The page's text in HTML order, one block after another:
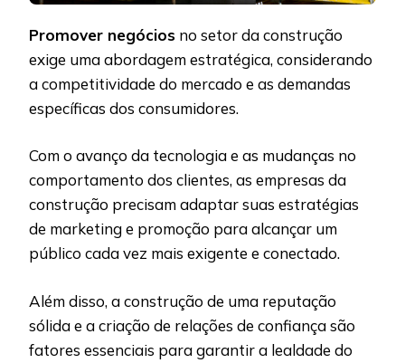
Promover negócios no setor da construção
exige uma abordagem estratégica, considerando
a competitividade do mercado e as demandas
específicas dos consumidores.
Com o avanço da tecnologia e as mudanças no
comportamento dos clientes, as empresas da
construção precisam adaptar suas estratégias
de marketing e promoção para alcançar um
público cada vez mais exigente e conectado.
Além disso, a construção de uma reputação
sólida e a criação de relações de confiança são
fatores essenciais para garantir a lealdade do